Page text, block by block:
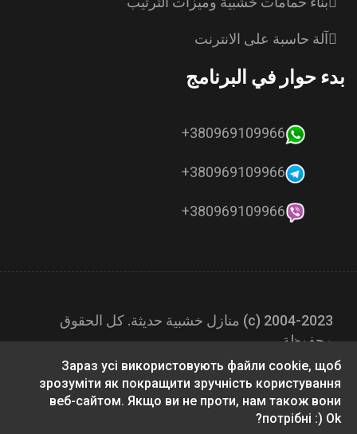
آلة حاسبة على الانترنت
بدء حوار في البرنامج
380969109966+
380969109966+
380969109966+
2004-2023 (с) منازل خشبية حديثة. كل الحقوق
محفوظة.
Зараз усі використовують файли cookie, щоб
зрозуміти як покращити зручність користування
веб-сайтом. Якщо ви не проти, нам також вони
потрібні :) Ok?